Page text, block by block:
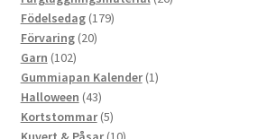
Födelsedag 179179
Förvaring 2020
Garn 102102
produkter
Gummiapan Kalender 11
Halloween 4343
produkter
Kortstommar 55
produkter
10